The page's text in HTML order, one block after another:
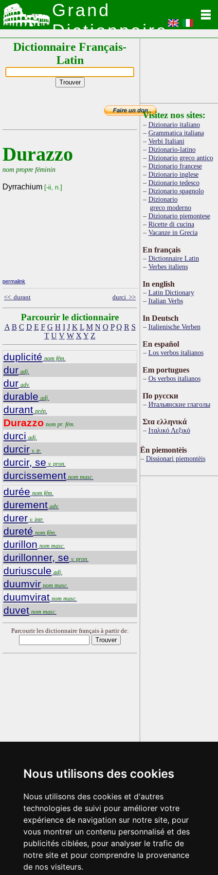
Nous utilisons des cookies
Nous utilisons des cookies et d'autres
technologies de suivi pour améliorer votre
expérience de navigation sur notre site, pour
vous montrer un contenu personnalisé et des
publicités ciblées, pour analyser le trafic de
notre site et pour comprendre la provenance
de nos visiteurs.
Grand
Dictionnaire
Latin
Dictionnaire Français-
Latin
Durazzo
nom propre féminin
Dyrrachium [-ii, n.]
permalink
<< durant durci >>
Parcourir le dictionnaire
A B C D E F G H I J K L M N O P Q R S
T U V W X Y Z
duplicité nom fém.
dur adj.
dur adv.
durable adj.
durant prép.
Durazzo nom pr. fém.
durci adj.
durcir v. tr.
durcir, se v. pron.
durcissement nom masc.
durée nom fém.
durement adv.
durer v. intr.
dureté nom fém.
durillon nom masc.
durillonner, se v. pron.
duriuscule adj.
duumvir nom masc.
duumvirat nom masc.
duvet nom masc.
Parcourir les dictionnaire français à partir de:
Visitez nos sites:
Dizionario italiano
Grammatica italiana
Verbi Italiani
Dizionario-latino
Dizionario greco antico
Dizionario francese
Dizionario inglese
Dizionario tedesco
Dizionario spagnolo
Dizionario
greco moderno
Dizionario piemontese
Ricette di cucina
Vacanze in Grecia
En français
Dictionnaire Latin
Verbes italiens
In english
Latin Dictionary
Italian Verbs
In Deutsch
Italienische Verben
En español
Los verbos italianos
Em portugues
Os verbos italianos
По русски
Итальянские глаголы
Στα ελληνικά
Ιταλικό Λεξικό
Ën piemontèis
Dissionari piemontèis